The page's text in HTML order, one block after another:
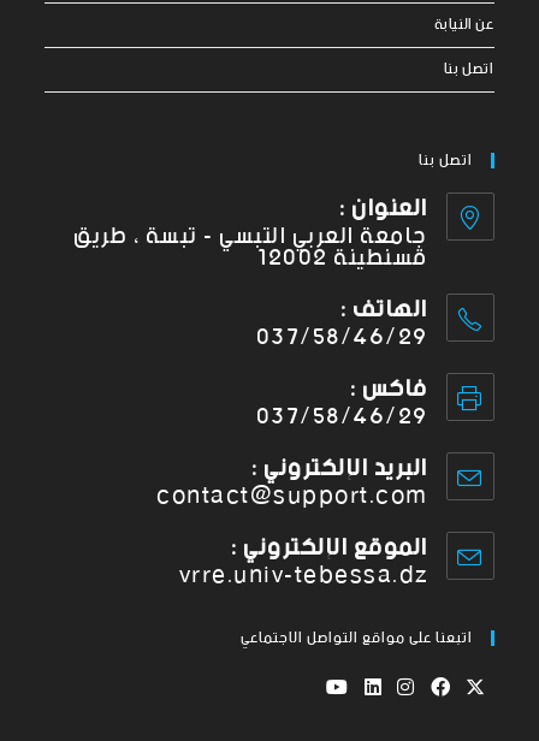
عن النيابة
اتصل بنا
اتصل بنا
العنوان :
جامعة العربي التبسي - تبسة ، طريق
قسنطينة 12002
الهاتف :
037/58/46/29
فاكس :
037/58/46/29
البريد الإلكتروني :
contact@support.com
الموقع الإلكتروني :
vrre.univ-tebessa.dz
اتبعنا على مواقع التواصل الاجتماعي